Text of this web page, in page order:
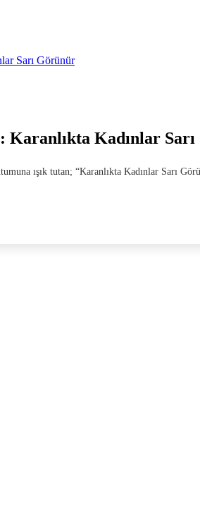
Sarı Görünür
Karanlıkta Kadınlar
ışık tutan; “Karanlıkta Kadınlar